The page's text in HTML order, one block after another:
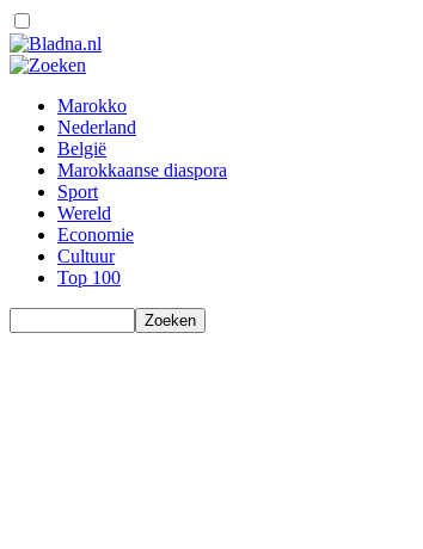
Marokko
Nederland
België
Marokkaanse diaspora
Sport
Wereld
Economie
Cultuur
Top 100